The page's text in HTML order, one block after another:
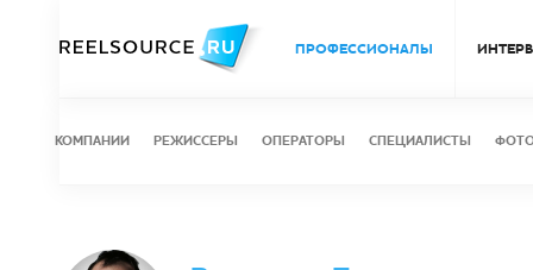
ПРОФЕССИОНАЛЫ
КОМПАНИИ РЕЖИССЕРЫ ОПЕРАТОРЫ СПЕЦИАЛИСТЫ